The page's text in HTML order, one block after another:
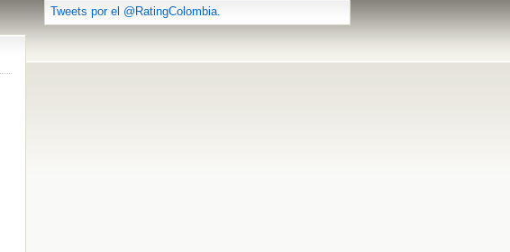
Tweets por el @RatingColombia.